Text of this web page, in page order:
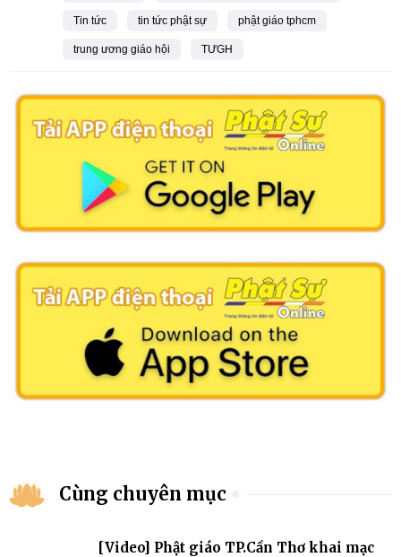
Tin tức tin tức phật sự phật giáo tphcm
trung ương giáo hội TƯGH
Cùng chuyên mục
[Video] Phật giáo TP.Cần Thơ khai mạc